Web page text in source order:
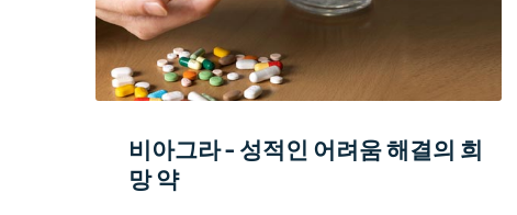
비아그라 - 성적인 어려움 해결의 희
망 약